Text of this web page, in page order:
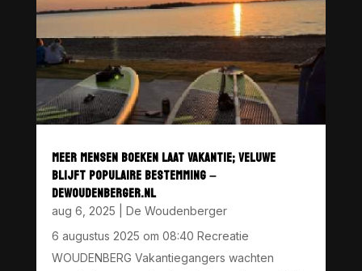
MEER MENSEN BOEKEN LAAT VAKANTIE; VELUWE
BLIJFT POPULAIRE BESTEMMING –
DEWOUDENBERGER.NL
aug 6, 2025
De Woudenberger
6 augustus 2025 om 08:40 Recreatie
WOUDENBERG Vakantiegangers wachten